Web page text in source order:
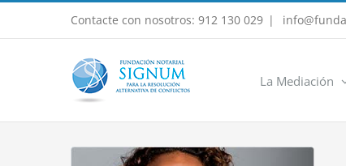
Saltar
contenido
Contacte con nosotros: 912 130 029 |
La Mediación